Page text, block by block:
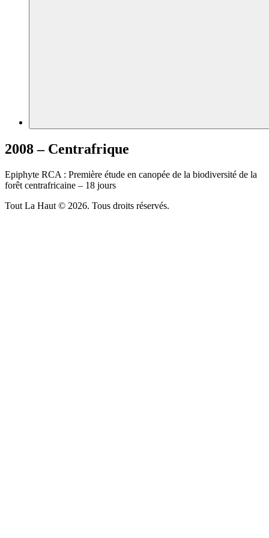
2008 – Centrafrique
Epiphyte RCA : Première étude en canopée de la biodiversité de la
forêt centrafricaine – 18 jours
Tout La Haut © 2026. Tous droits réservés.